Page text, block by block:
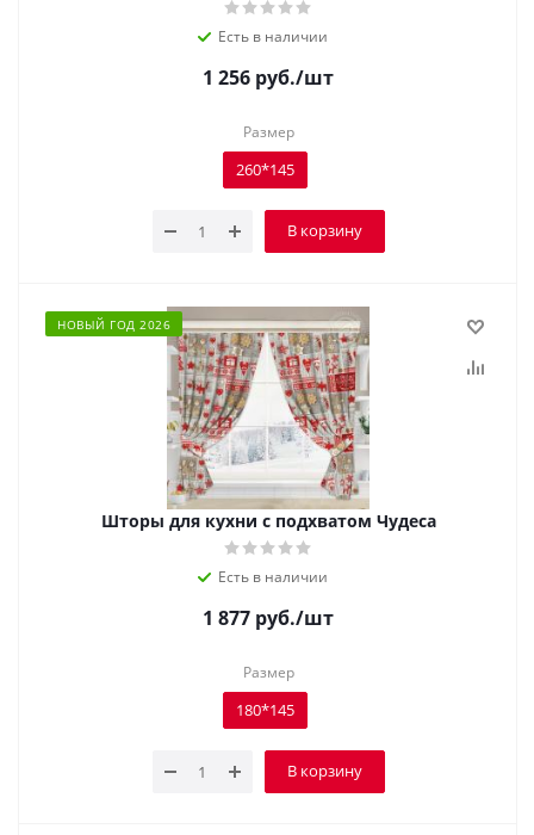
Есть в наличии
1 256 руб./шт
Размер
260*145
В корзину
НОВЫЙ ГОД 2026
Шторы для кухни с подхватом Чудеса
Есть в наличии
1 877 руб./шт
Размер
180*145
В корзину